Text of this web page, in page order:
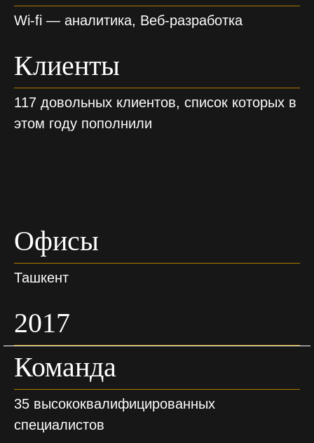
Wi-fi — аналитика, Веб-разработка
Клиенты
117 довольных клиентов, список которых в
этом году пополнили
Офисы
Ташкент
2017
Команда
35 высококвалифицированных
специалистов